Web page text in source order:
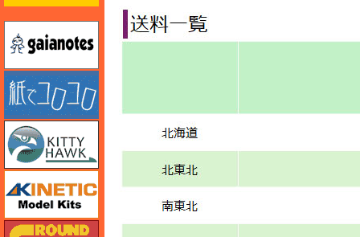
ガイアノーツ
ガリレオ出版 グランドパワー